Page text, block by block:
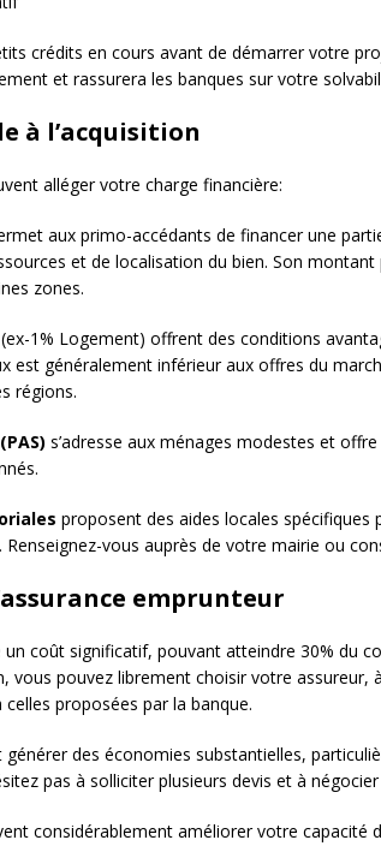
crédits en cours avant de démarrer votre
et rassurera les banques sur votre
à l’acquisition
alléger votre charge financière:
aux primo-accédants de financer une
et de localisation du bien. Son montant
zones.
(ex-1% Logement) offrent des conditions
est généralement inférieur aux offres du
régions.
s’adresse aux ménages modestes et
proposent des aides locales spécifiques
vous auprès de votre mairie ou
emprunteur
un coût significatif, pouvant atteindre 30% du
vous pouvez librement choisir votre assureur,
proposées par la banque.
générer des économies substantielles,
pas à solliciter plusieurs devis et à
considérablement améliorer votre capacité